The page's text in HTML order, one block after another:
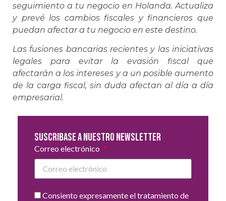
seguimiento a tu negocio en Holanda. Actualiza
y prevé los cambios fiscales y financieros que
puedan afectar a tu negocio en este destino.
Las fusiones bancarias recientes y las iniciativas
legales para evitar la evasión fiscal que
afectarán a los intereses y a un posible aumento
de la carga fiscal, sin duda afectan al día a día
empresarial.
Suscribase a nuestro newsletter
Correo electrónico
Consiento expresamente el tratamiento de